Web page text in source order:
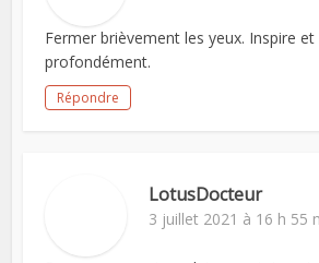
Fermer brièvement les yeux. Inspire
profondément.
Répondre
LotusDocteur
3 juillet 2021 à 16 h 55